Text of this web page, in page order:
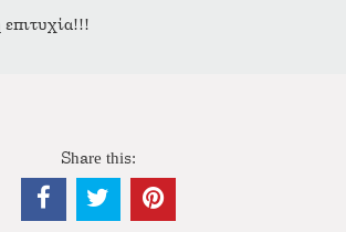
Share this: